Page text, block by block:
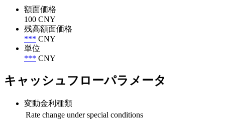
額面価格
100 CNY
残高額面価格
*** CNY
単位
*** CNY
キャッシュフローパラメータ
変動金利種類
Rate change under special conditions